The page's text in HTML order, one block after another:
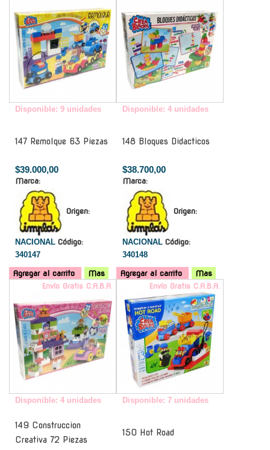
Disponible: 9 unidades
147 Remolque 63 Piezas
$39.000,00
Marca:
Origen:
NACIONAL Código:
340147
Agregar al carrito Mas
Disponible: 4 unidades
148 Bloques Didacticos
$38.700,00
Marca:
Origen:
NACIONAL Código:
340148
Agregar al carrito
Mas
Envío Gratis C.A.B.A.
Disponible: 4 unidades
149 Construccion
Creativa 72 Piezas
Envío Gratis C.A.B.A.
Disponible: 7 unidades
150 Hot Road